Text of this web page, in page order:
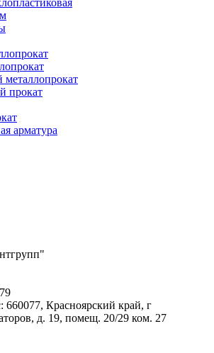
прокат
арматура
660077, Красноярский край, г
д. 19, помещ. 20/29 ком. 27